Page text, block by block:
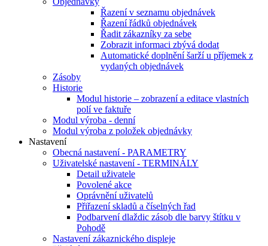
Řazení v seznamu objednávek
Řazení řádků objednávek
Řadit zákazníky za sebe
Zobrazit informaci zbývá dodat
Automatické doplnění šarží u příjemek z
vydaných objednávek
Zásoby
Historie
Modul historie – zobrazení a editace vlastních
polí ve faktuře
Modul výroba - denní
Modul výroba z položek objednávky
Nastavení
Obecná nastavení - PARAMETRY
Uživatelské nastavení - TERMINÁLY
Detail uživatele
Povolené akce
Oprávnění uživatelů
Přiřazení skladů a číselných řad
Podbarvení dlaždic zásob dle barvy štítku v
Pohodě
Nastavení zákaznického displeje